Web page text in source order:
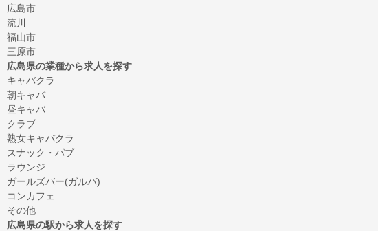
広島市
流川
福山市
三原市
広島県の業種から求人を探す
キャバクラ
朝キャバ
昼キャバ
クラブ
熟女キャバクラ
スナック・パブ
ラウンジ
ガールズバー(ガルバ)
コンカフェ
その他
広島県の駅から求人を探す